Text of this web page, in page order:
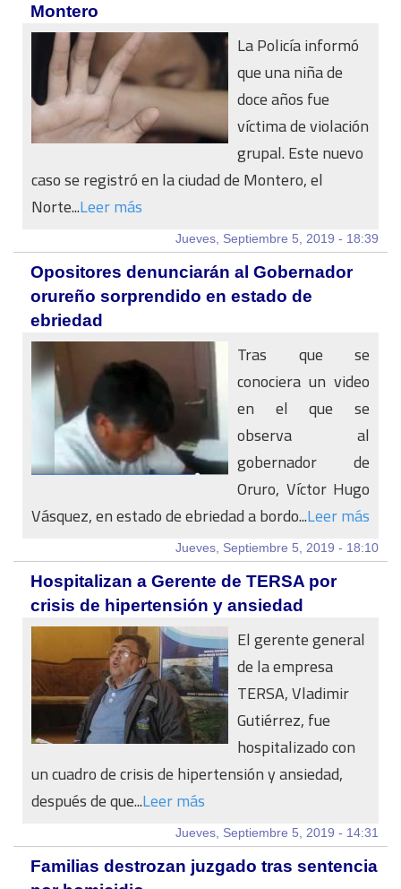
Montero
La Policía informó
que una niña de
doce años fue
víctima de violación
grupal. Este nuevo
caso se registró en la ciudad de Montero, el
Norte...Leer más
Jueves, Septiembre 5, 2019 - 18:39
Opositores denunciarán al Gobernador
orureño sorprendido en estado de
ebriedad
Tras que se
conociera un video
en el que se
observa al
gobernador de
Oruro, Víctor Hugo
Vásquez, en estado de ebriedad a bordo...Leer más
Jueves, Septiembre 5, 2019 - 18:10
Hospitalizan a Gerente de TERSA por
crisis de hipertensión y ansiedad
El gerente general
de la empresa
TERSA, Vladimir
Gutiérrez, fue
hospitalizado con
un cuadro de crisis de hipertensión y ansiedad,
después de que...Leer más
Jueves, Septiembre 5, 2019 - 14:31
Familias destrozan juzgado tras sentencia